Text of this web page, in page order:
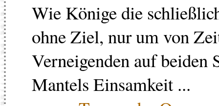
Wie Könige die
ohne Ziel, nur um von
Verneigenden auf beiden
Mantels Einsamkeit ...